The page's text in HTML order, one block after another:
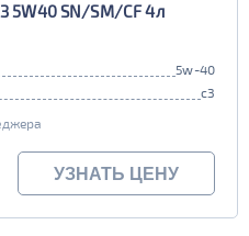
5W40 SN/SM/CF 4л
5w-40
c3
УЗНАТЬ ЦЕНУ